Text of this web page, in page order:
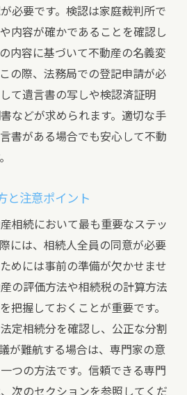
相続を成功させるための重要
を軽減するための効果的な方
額を正確に把握する重要性
イスを活用する方法
産相続のためのケーススタデ
必要です。検認は家庭裁判所で
内容が確かであることを確認し
内容に基づいて不動産の名義変
の際、法務局での登記申請が必
て遺言書の写しや検認済証明
などが求められます。適切な手
書がある場合でも安心して不動
と注意ポイント
相続において最も重要なステッ
には、相続人全員の同意が必要
めには事前の準備が欠かせませ
の評価方法や相続税の計算方法
把握しておくことが重要です。
定相続分を確認し、公正な分割
が難航する場合は、専門家の意
つの方法です。信頼できる専門
次のセクションを参照してくだ